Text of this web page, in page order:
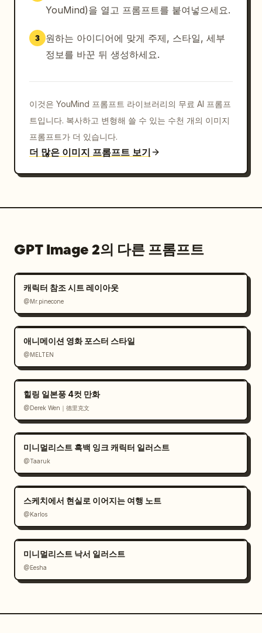
YouMind)을 열고 프롬프트를 붙여넣으세요.
3
원하는 아이디어에 맞게 주제, 스타일, 세부
정보를 바꾼 뒤 생성하세요.
이것은 YouMind 프롬프트 라이브러리의 무료 AI 프롬프
트입니다. 복사하고 변형해 쓸 수 있는 수천 개의 이미지
프롬프트가 더 있습니다.
더 많은 이미지 프롬프트 보기
GPT Image 2의 다른 프롬프트
캐릭터 참조 시트 레이아웃
@Mr.pinecone
애니메이션 영화 포스터 스타일
@MELTEN
힐링 일본풍 4컷 만화
@Derek Wen｜德里克文
미니멀리스트 흑백 잉크 캐릭터 일러스트
@Taaruk
스케치에서 현실로 이어지는 여행 노트
@Karlos
미니멀리스트 낙서 일러스트
@Eesha